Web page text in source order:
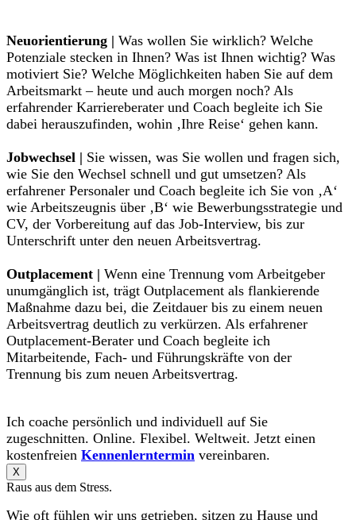
Neuorientierung | Was wollen Sie wirklich? Welche
Potenziale stecken in Ihnen? Was ist Ihnen wichtig? Was
motiviert Sie? Welche Möglichkeiten haben Sie auf dem
Arbeitsmarkt – heute und auch morgen noch? Als
erfahrender Karriereberater und Coach begleite ich Sie
dabei herauszufinden, wohin ‚Ihre Reise‘ gehen kann.
Jobwechsel | Sie wissen, was Sie wollen und fragen sich,
wie Sie den Wechsel schnell und gut umsetzen? Als
erfahrener Personaler und Coach begleite ich Sie von ‚A‘
wie Arbeitszeugnis über ‚B‘ wie Bewerbungsstrategie und
CV, der Vorbereitung auf das Job-Interview, bis zur
Unterschrift unter den neuen Arbeitsvertrag.
Outplacement | Wenn eine Trennung vom Arbeitgeber
unumgänglich ist, trägt Outplacement als flankierende
Maßnahme dazu bei, die Zeitdauer bis zu einem neuen
Arbeitsvertrag deutlich zu verkürzen. Als erfahrener
Outplacement-Berater und Coach begleite ich
Mitarbeitende, Fach- und Führungskräfte von der
Trennung bis zum neuen Arbeitsvertrag.
Ich coache persönlich und individuell auf Sie
zugeschnitten. Online. Flexibel. Weltweit. Jetzt einen
kostenfreien Kennenlerntermin vereinbaren.
X
Raus aus dem Stress.
Wie oft fühlen wir uns getrieben, sitzen zu Hause und